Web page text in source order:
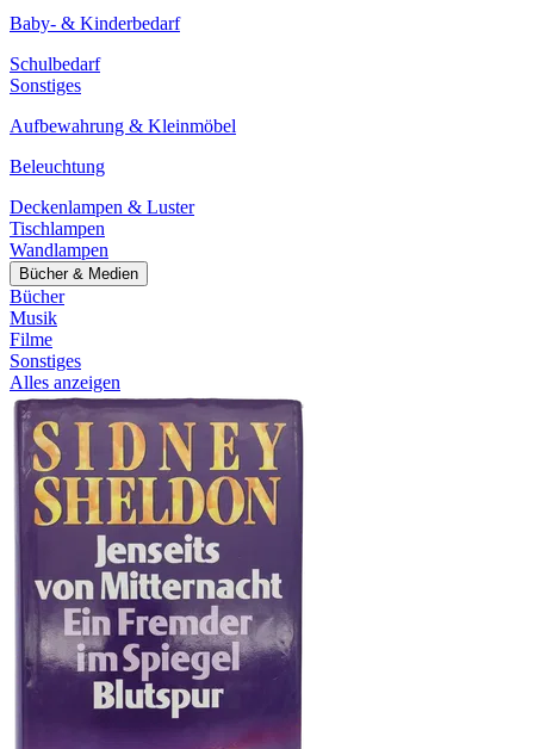
Baby- & Kinderbedarf
Schulbedarf
Sonstiges
Aufbewahrung & Kleinmöbel
Beleuchtung
Deckenlampen & Luster
Tischlampen
Wandlampen
Bücher & Medien
Bücher
Musik
Filme
Sonstiges
Alles anzeigen